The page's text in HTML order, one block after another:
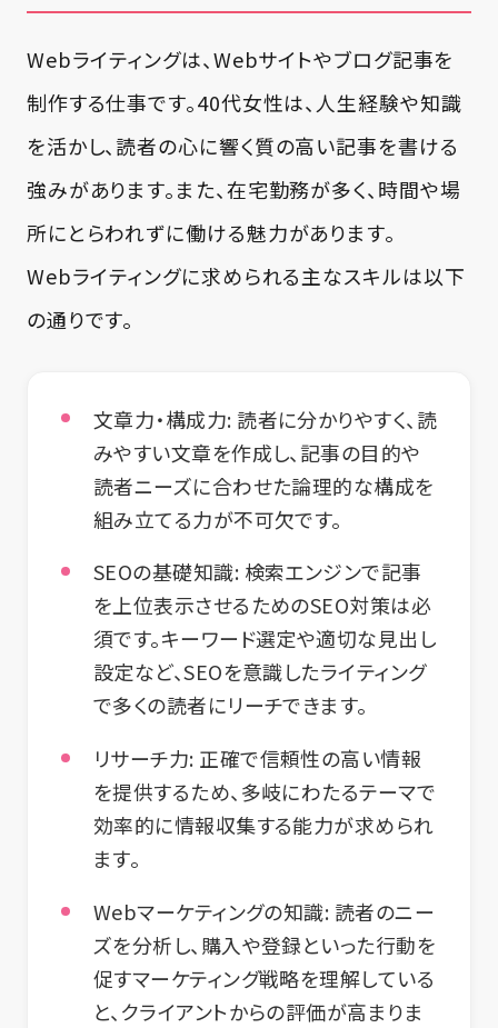
Webライティングは、Webサイトやブログ記事を
制作する仕事です。40代女性は、人生経験や知識
を活かし、読者の心に響く質の高い記事を書ける
強みがあります。また、在宅勤務が多く、時間や場
所にとらわれずに働ける魅力があります。
Webライティングに求められる主なスキルは以下
の通りです。
文章力・構成力: 読者に分かりやすく、読
みやすい文章を作成し、記事の目的や
読者ニーズに合わせた論理的な構成を
組み立てる力が不可欠です。
SEOの基礎知識: 検索エンジンで記事
を上位表示させるためのSEO対策は必
須です。キーワード選定や適切な見出し
設定など、SEOを意識したライティング
で多くの読者にリーチできます。
リサーチ力: 正確で信頼性の高い情報
を提供するため、多岐にわたるテーマで
効率的に情報収集する能力が求められ
ます。
Webマーケティングの知識: 読者のニー
ズを分析し、購入や登録といった行動を
促すマーケティング戦略を理解している
と、クライアントからの評価が高まりま